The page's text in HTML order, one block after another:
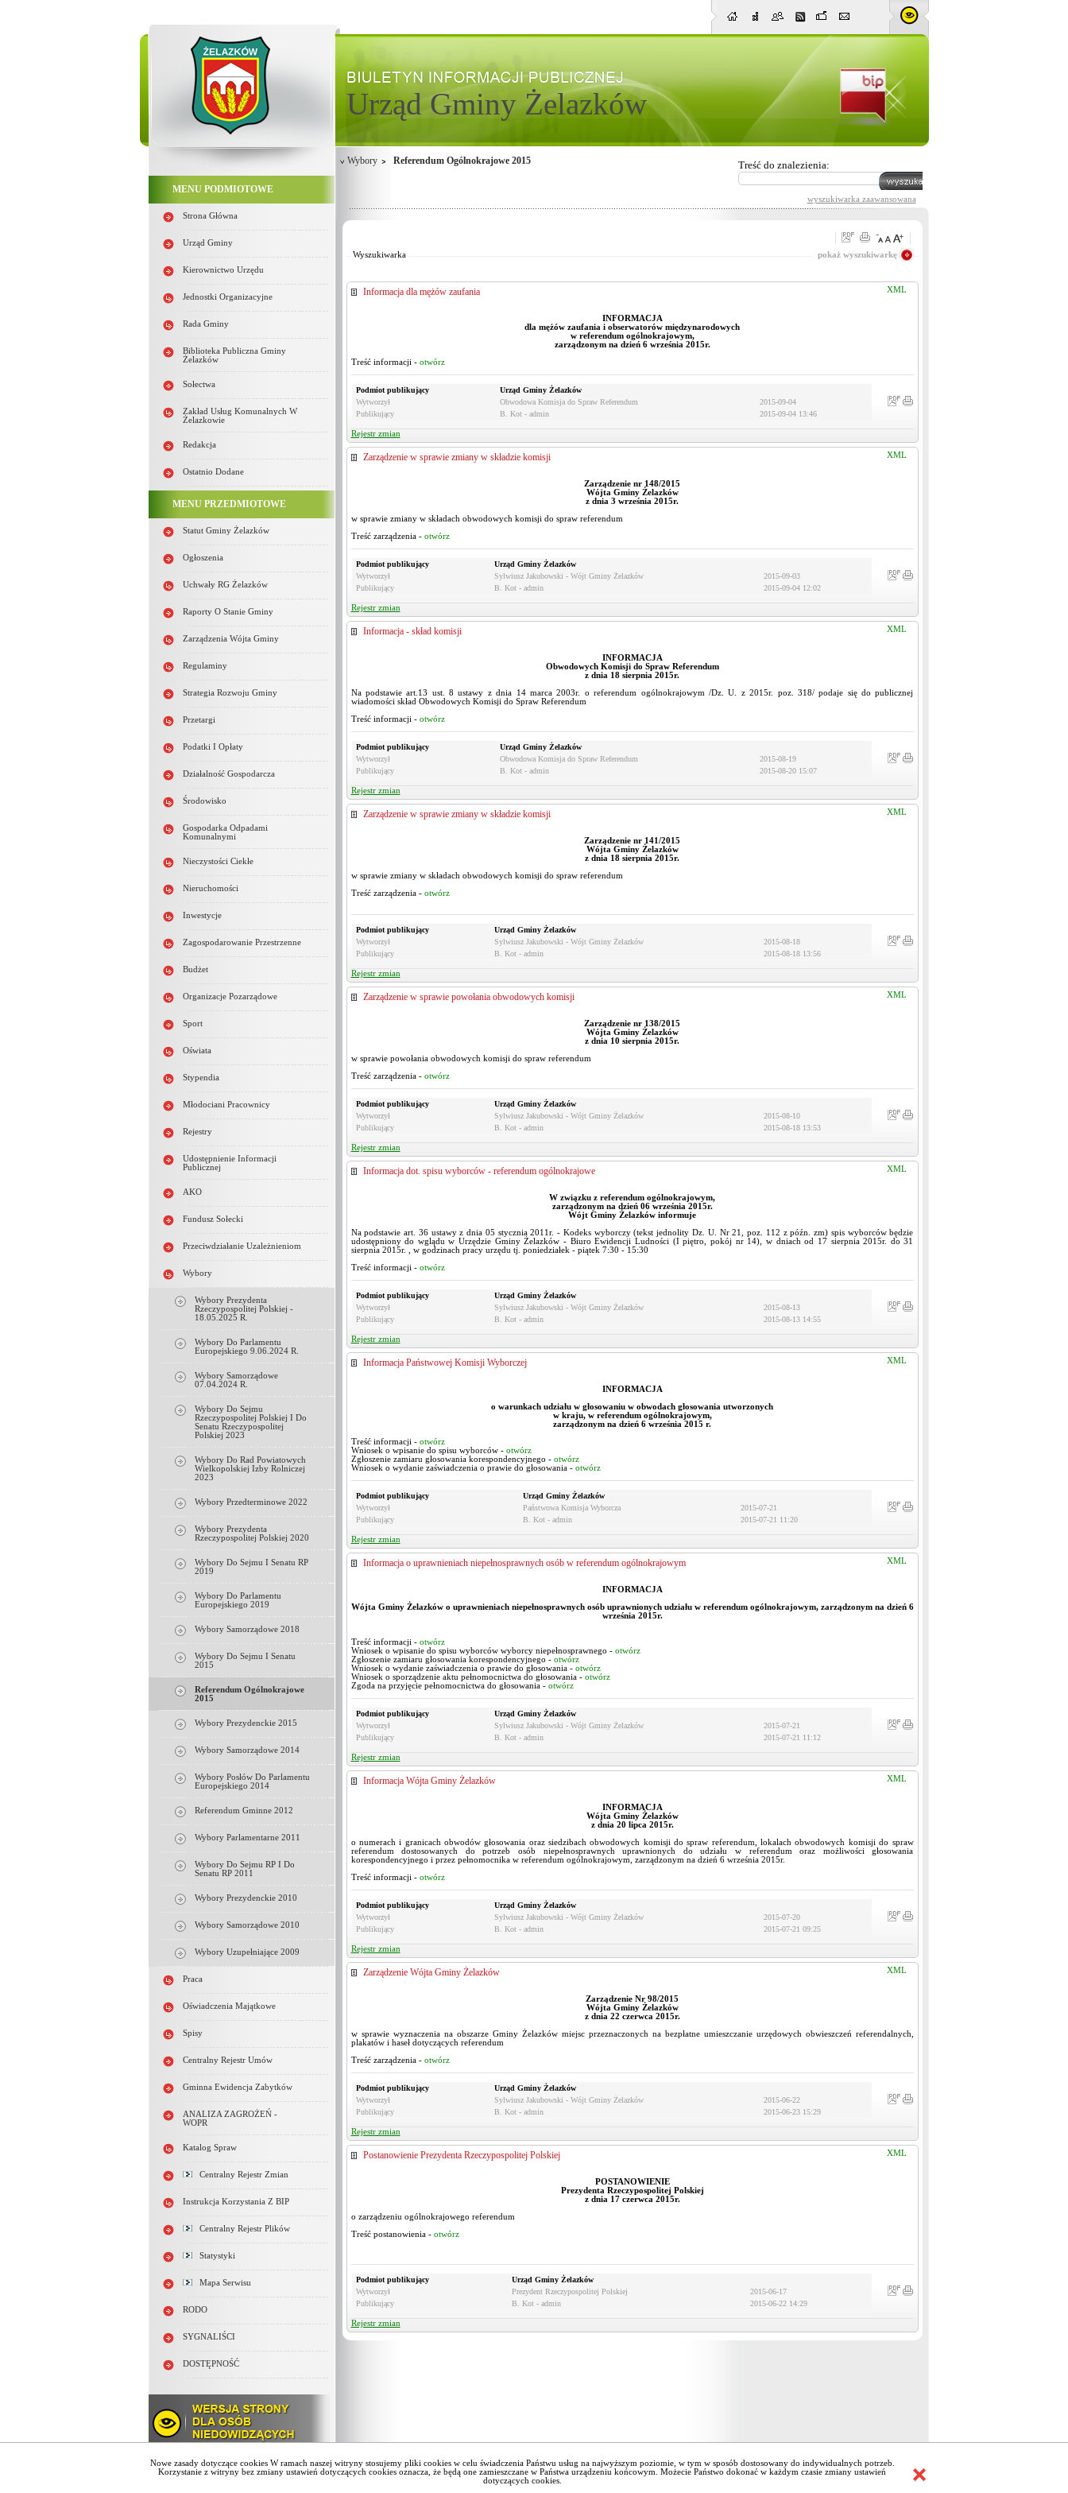
Urząd Gminy Żelazków
MENU PODMIOTOWE
Strona Główna
Urząd Gminy
Kierownictwo Urzędu
Jednostki Organizacyjne
Rada Gminy
Biblioteka Publiczna Gminy
Żelazków
Sołectwa
Zakład Usług Komunalnych W
Żelazkowie
Redakcja
Ostatnio Dodane
MENU PRZEDMIOTOWE
Statut Gminy Żelazków
Ogłoszenia
Uchwały RG Żelazków
Raporty O Stanie Gminy
Zarządzenia Wójta Gminy
Regulaminy
Strategia Rozwoju Gminy
Przetargi
Podatki I Opłaty
Działalność Gospodarcza
Środowisko
Gospodarka Odpadami
Komunalnymi
Nieczystości Ciekłe
Nieruchomości
Inwestycje
Zagospodarowanie Przestrzenne
Budżet
Organizacje Pozarządowe
Sport
Oświata
Stypendia
Młodociani Pracownicy
Rejestry
Udostępnienie Informacji
Publicznej
AKO
Fundusz Sołecki
Przeciwdziałanie Uzależnieniom
Wybory
Wybory Prezydenta
Rzeczypospolitej Polskiej -
18.05.2025 R.
Wybory Do Parlamentu
Europejskiego 9.06.2024 R.
Wybory Samorządowe
07.04.2024 R.
Wybory Do Sejmu
Rzeczypospolitej Polskiej I Do
Senatu Rzeczypospolitej
Polskiej 2023
Wybory Do Rad Powiatowych
Wielkopolskiej Izby Rolniczej
2023
Wybory Przedterminowe 2022
Wybory Prezydenta
Rzeczypospolitej Polskiej 2020
Wybory Do Sejmu I Senatu RP
2019
Wybory Do Parlamentu
Europejskiego 2019
Wybory Samorządowe 2018
Wybory Do Sejmu I Senatu
2015
Referendum Ogólnokrajowe
2015
Wybory Prezydenckie 2015
Wybory Samorządowe 2014
Wybory Posłów Do Parlamentu
Europejskiego 2014
Referendum Gminne 2012
Wybory Parlamentarne 2011
Wybory Do Sejmu RP I Do
Senatu RP 2011
Wybory Prezydenckie 2010
Wybory Samorządowe 2010
Wybory Uzupełniające 2009
Praca
Oświadczenia Majątkowe
Spisy
Centralny Rejestr Umów
Gminna Ewidencja Zabytków
ANALIZA ZAGROŻEŃ -
WOPR
Katalog Spraw
Centralny Rejestr Zmian
Instrukcja Korzystania Z BIP
Centralny Rejestr Plików
Statystyki
Mapa Serwisu
RODO
SYGNALIŚCI
DOSTĘPNOŚĆ
Wybory Referendum Ogólnokrajowe 2015 Treść do znalezienia:
wyszukiwarka zaawansowana
Wyszukiwarka pokaż wyszukiwarkę
Pasuje wszystko
XML
Informacja dla mężów zaufania
INFORMACJA
dla mężów zaufania i obserwatorów międzynarodowych
w referendum ogólnokrajowym,
zarządzonym na dzień 6 września 2015r.
Treść informacji - otwórz
Podmiot publikujący
Urząd Gminy Żelazków
Wytworzył
Obwodowa Komisja do Spraw Referendum
2015-09-04
Publikujący
B. Kot - admin 2015-09-04 13:46
Rejestr zmian
XML
Zarządzenie w sprawie zmiany w składzie komisji
Zarządzenie nr 148/2015
Wójta Gminy Żelazków
z dnia 3 września 2015r.
w sprawie zmiany w składach obwodowych komisji do spraw referendum
Treść zarządzenia - otwórz
Podmiot publikujący
Urząd Gminy Żelazków
Wytworzył
Sylwiusz Jakubowski - Wójt Gminy Żelazków
2015-09-03
Publikujący
B. Kot - admin 2015-09-04 12:02
Rejestr zmian
XML
Informacja - skład komisji
INFORMACJA
Obwodowych Komisji do Spraw Referendum
z dnia 18 sierpnia 2015r.
Na podstawie art.13 ust. 8 ustawy z dnia 14 marca 2003r. o referendum ogólnokrajowym /Dz. U. z 2015r. poz. 318/ podaje się do publicznej
wiadomości skład Obwodowych Komisji do Spraw Referendum
Treść informacji - otwórz
Podmiot publikujący
Urząd Gminy Żelazków
Wytworzył
Obwodowa Komisja do Spraw Referendum
2015-08-19
Publikujący
B. Kot - admin 2015-08-20 15:07
Rejestr zmian
XML
Zarządzenie w sprawie zmiany w składzie komisji
Zarządzenie nr 141/2015
Wójta Gminy Żelazków
z dnia 18 sierpnia 2015r.
w sprawie zmiany w składach obwodowych komisji do spraw referendum
Treść zarządzenia - otwórz
Podmiot publikujący
Urząd Gminy Żelazków
Wytworzył
Sylwiusz Jakubowski - Wójt Gminy Żelazków
2015-08-18
Publikujący
B. Kot - admin 2015-08-18 13:56
Rejestr zmian
XML
Zarządzenie w sprawie powołania obwodowych komisji
Zarządzenie nr 138/2015
Wójta Gminy Żelazków
z dnia 10 sierpnia 2015r.
w sprawie powołania obwodowych komisji do spraw referendum
Treść zarządzenia - otwórz
Podmiot publikujący
Urząd Gminy Żelazków
Wytworzył
Sylwiusz Jakubowski - Wójt Gminy Żelazków
2015-08-10
Publikujący
B. Kot - admin 2015-08-18 13:53
Rejestr zmian
XML
Informacja dot. spisu wyborców - referendum ogólnokrajowe
W związku z referendum ogólnokrajowym,
zarządzonym na dzień 06 września 2015r.
Wójt Gminy Żelazków informuje
Na podstawie art. 36 ustawy z dnia 05 stycznia 2011r. - Kodeks wyborczy (tekst jednolity Dz. U. Nr 21, poz. 112 z późn. zm) spis wyborców będzie
udostępniony do wglądu w Urzędzie Gminy Żelazków - Biuro Ewidencji Ludności (I piętro, pokój nr 14), w dniach od 17 sierpnia 2015r. do 31
sierpnia 2015r. , w godzinach pracy urzędu tj. poniedziałek - piątek 7:30 - 15:30
Treść informacji - otwórz
Podmiot publikujący
Urząd Gminy Żelazków
Wytworzył
Sylwiusz Jakubowski - Wójt Gminy Żelazków
2015-08-13
Publikujący
B. Kot - admin 2015-08-13 14:55
Rejestr zmian
XML
Informacja Państwowej Komisji Wyborczej
INFORMACJA
o warunkach udziału w głosowaniu w obwodach głosowania utworzonych
w kraju, w referendum ogólnokrajowym,
zarządzonym na dzień 6 września 2015 r.
Treść informacji - otwórz
Wniosek o wpisanie do spisu wyborców - otwórz
Zgłoszenie zamiaru głosowania korespondencyjnego - otwórz
Wniosek o wydanie zaświadczenia o prawie do głosowania - otwórz
Podmiot publikujący
Urząd Gminy Żelazków
Wytworzył
Państwowa Komisja Wyborcza
2015-07-21
Publikujący
B. Kot - admin 2015-07-21 11:20
Rejestr zmian
XML
Informacja o uprawnieniach niepełnosprawnych osób w referendum ogólnokrajowym
INFORMACJA
Wójta Gminy Żelazków o uprawnieniach niepełnosprawnych osób uprawnionych udziału w referendum ogólnokrajowym, zarządzonym na dzień 6
września 2015r.
Treść informacji - otwórz
Wniosek o wpisanie do spisu wyborców wyborcy niepełnosprawnego - otwórz
Zgłoszenie zamiaru głosowania korespondencyjnego - otwórz
Wniosek o wydanie zaświadczenia o prawie do głosowania - otwórz
Wniosek o sporządzenie aktu pełnomocnictwa do głosowania - otwórz
Zgoda na przyjęcie pełnomocnictwa do głosowania - otwórz
Podmiot publikujący
Urząd Gminy Żelazków
Wytworzył
Sylwiusz Jakubowski - Wójt Gminy Żelazków
2015-07-21
Publikujący
B. Kot - admin 2015-07-21 11:12
Rejestr zmian
XML
Informacja Wójta Gminy Żelazków
INFORMACJA
Wójta Gminy Żelazków
z dnia 20 lipca 2015r.
o numerach i granicach obwodów głosowania oraz siedzibach obwodowych komisji do spraw referendum, lokalach obwodowych komisji do spraw
referendum dostosowanych do potrzeb osób niepełnosprawnych uprawnionych do udziału w referendum oraz możliwości głosowania
korespondencyjnego i przez pełnomocnika w referendum ogólnokrajowym, zarządzonym na dzień 6 września 2015r.
Treść informacji - otwórz
Podmiot publikujący
Urząd Gminy Żelazków
Wytworzył
Sylwiusz Jakubowski - Wójt Gminy Żelazków
2015-07-20
Publikujący
B. Kot - admin 2015-07-21 09:25
Rejestr zmian
XML
Zarządzenie Wójta Gminy Żelazków
Zarządzenie Nr 98/2015
Wójta Gminy Żelazków
z dnia 22 czerwca 2015r.
w sprawie wyznaczenia na obszarze Gminy Żelazków miejsc przeznaczonych na bezpłatne umieszczanie urzędowych obwieszczeń referendalnych,
plakatów i haseł dotyczących referendum
Treść zarządzenia - otwórz
Podmiot publikujący
Urząd Gminy Żelazków
Wytworzył
Sylwiusz Jakubowski - Wójt Gminy Żelazków
2015-06-22
Publikujący
B. Kot - admin 2015-06-23 15:29
Rejestr zmian
XML
Postanowienie Prezydenta Rzeczypospolitej Polskiej
POSTANOWIENIE
Prezydenta Rzeczypospolitej Polskiej
z dnia 17 czerwca 2015r.
o zarządzeniu ogólnokrajowego referendum
Treść postanowienia - otwórz
Podmiot publikujący
Urząd Gminy Żelazków
Wytworzył
Prezydent Rzeczypospolitej Polskiej
2015-06-17
Publikujący
B. Kot - admin 2015-06-22 14:29
Rejestr zmian
Wygenerowano: 08 sierpnia 2026r. 15:24:53
Nowe zasady dotyczące cookies W ramach naszej witryny stosujemy pliki cookies w celu świadczenia Państwu usług na najwyższym poziomie, w tym w sposób dostosowany do indywidualnych potrzeb.
Korzystanie z witryny bez zmiany ustawień dotyczących cookies oznacza, że będą one zamieszczane w Państwa urządzeniu końcowym. Możecie Państwo dokonać w każdym czasie zmiany ustawień
dotyczących cookies.